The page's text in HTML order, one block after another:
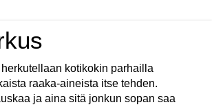
kotikokin parhailla
raaka-aineista itse tehden.
ja aina sitä jonkun sopan saa